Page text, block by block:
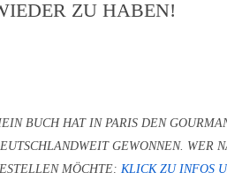
ZU HABEN!
BUCH HAT IN PARIS DEN
GEWONNEN. WER
MÖCHTE: KLICK ZU INFOS